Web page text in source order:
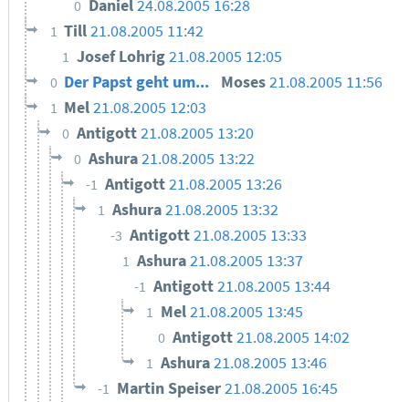
0 Daniel24.08.2005 16:28
1 Till21.08.2005 11:42
1 Josef Lohrig21.08.2005 12:05
0 Der Papst geht um... Moses21.08.2005 11:56
1 Mel21.08.2005 12:03
0 Antigott21.08.2005 13:20
0 Ashura21.08.2005 13:22
-1 Antigott21.08.2005 13:26
1 Ashura21.08.2005 13:32
-3 Antigott21.08.2005 13:33
1 Ashura21.08.2005 13:37
-1 Antigott21.08.2005 13:44
1 Mel21.08.2005 13:45
0 Antigott21.08.2005 14:02
1 Ashura21.08.2005 13:46
-1 Martin Speiser21.08.2005 16:45